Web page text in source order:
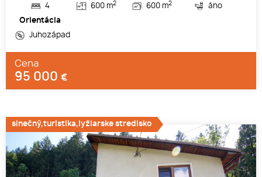
4
600 m2
600 m2
áno
Orientácia
Juhozápad
Cena
95 000 €
slnečný,turistika,lyžiarske stredisko